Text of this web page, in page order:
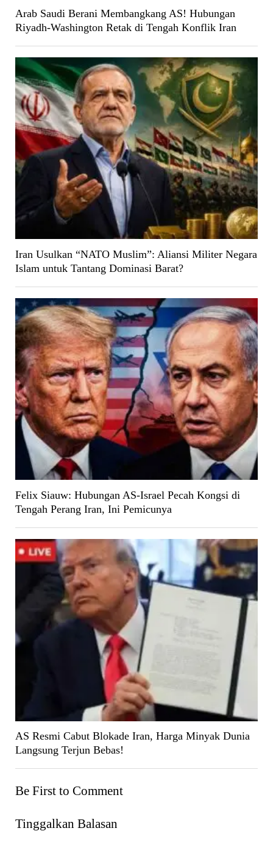
Arab Saudi Berani Membangkang AS! Hubungan
Riyadh-Washington Retak di Tengah Konflik Iran
Iran Usulkan “NATO Muslim”: Aliansi Militer Negara
Islam untuk Tantang Dominasi Barat?
Felix Siauw: Hubungan AS-Israel Pecah Kongsi di
Tengah Perang Iran, Ini Pemicunya
AS Resmi Cabut Blokade Iran, Harga Minyak Dunia
Langsung Terjun Bebas!
Be First to Comment
Tinggalkan Balasan